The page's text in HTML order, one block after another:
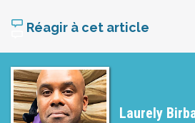
Réagir à cet article
Laurely